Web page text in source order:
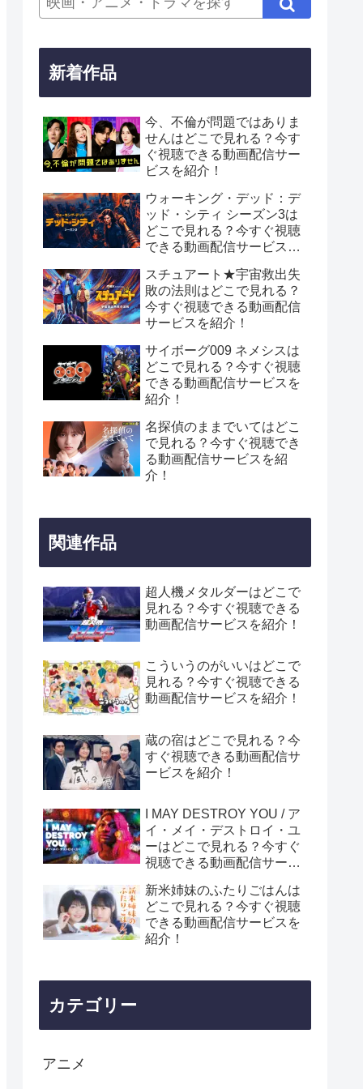
新着作品
今、不倫が問題ではありま
せんはどこで見れる？今す
ぐ視聴できる動画配信サー
ビスを紹介！
ウォーキング・デッド：デ
ッド・シティ シーズン3は
どこで見れる？今すぐ視聴
できる動画配信サービスを
スチュアート★宇宙救出失
敗の法則はどこで見れる？
今すぐ視聴できる動画配信
サービスを紹介！
サイボーグ009 ネメシスは
どこで見れる？今すぐ視聴
できる動画配信サービスを
紹介！
名探偵のままでいてはどこ
で見れる？今すぐ視聴でき
る動画配信サービスを紹
介！
関連作品
超人機メタルダーはどこで
見れる？今すぐ視聴できる
動画配信サービスを紹介！
こういうのがいいはどこで
見れる？今すぐ視聴できる
動画配信サービスを紹介！
蔵の宿はどこで見れる？今
すぐ視聴できる動画配信サ
ービスを紹介！
I MAY DESTROY YOU / ア
イ・メイ・デストロイ・ユ
ーはどこで見れる？今すぐ
視聴できる動画配信サービ
新米姉妹のふたりごはんは
どこで見れる？今すぐ視聴
できる動画配信サービスを
紹介！
カテゴリー
アニメ